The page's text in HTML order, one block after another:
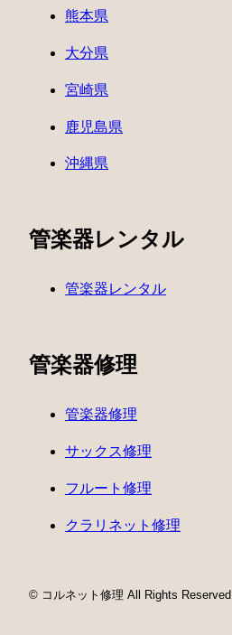
熊本県
大分県
宮崎県
鹿児島県
沖縄県
管楽器レンタル
管楽器レンタル
管楽器修理
管楽器修理
サックス修理
フルート修理
クラリネット修理
© コルネット修理 All Rights Reserved.